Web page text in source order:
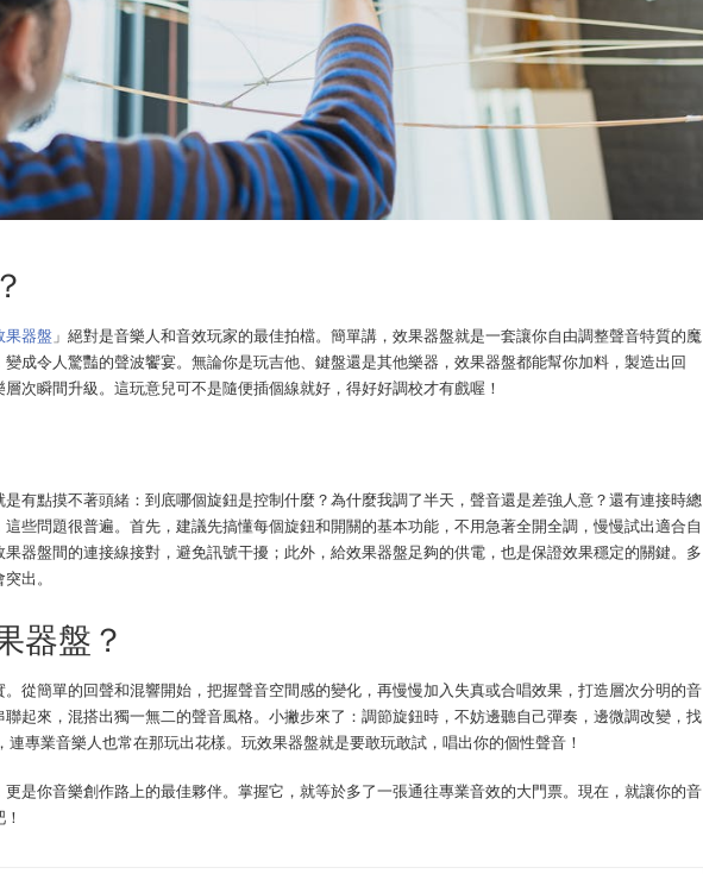
果器盤」絕對是音樂人和音效玩家的最佳拍檔。簡單講，效果器盤就是一套讓你自由調整聲音特質的魔
成令人驚豔的聲波饗宴。無論你是玩吉他、鍵盤還是其他樂器，效果器盤都能幫你加料，製造出回
次瞬間升級。這玩意兒可不是隨便插個線就好，得好好調校才有戲喔！
有點摸不著頭緒：到底哪個旋鈕是控制什麼？為什麼我調了半天，聲音還是差強人意？還有連接時總
些問題很普遍。首先，建議先搞懂每個旋鈕和開關的基本功能，不用急著全開全調，慢慢試出適合自
器盤間的連接線接對，避免訊號干擾；此外，給效果器盤足夠的供電，也是保證效果穩定的關鍵。多
出。
器盤？
從簡單的回聲和混響開始，把握聲音空間感的變化，再慢慢加入失真或合唱效果，打造層次分明的音
起來，混搭出獨一無二的聲音風格。小撇步來了：調節旋鈕時，不妨邊聽自己彈奏，邊微調改變，找
專業音樂人也常在那玩出花樣。玩效果器盤就是要敢玩敢試，唱出你的個性聲音！
是你音樂創作路上的最佳夥伴。掌握它，就等於多了一張通往專業音效的大門票。現在，就讓你的音